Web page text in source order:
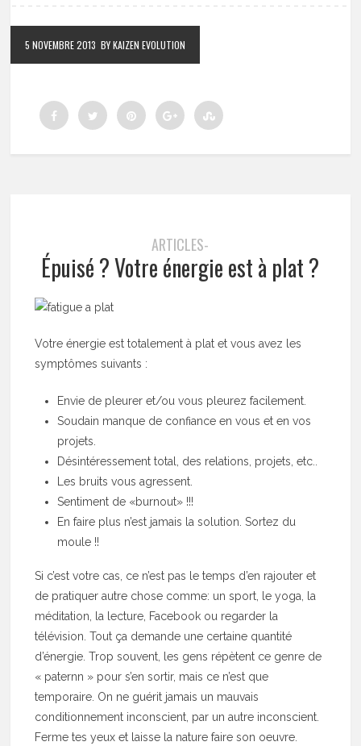
5 NOVEMBRE 2013 BY KAIZEN EVOLUTION
ARTICLES-
Épuisé ? Votre énergie est à plat ?
Votre énergie est totalement à plat et vous avez les
symptômes suivants :
Envie de pleurer et/ou vous pleurez facilement.
Soudain manque de confiance en vous et en vos
projets.
Désintéressement total, des relations, projets, etc..
Les bruits vous agressent.
Sentiment de «burnout» !!!
En faire plus n’est jamais la solution. Sortez du
moule !!
Si c’est votre cas, ce n’est pas le temps d’en rajouter et
de pratiquer autre chose comme: un sport, le yoga, la
méditation, la lecture, Facebook ou regarder la
télévision. Tout ça demande une certaine quantité
d’énergie. Trop souvent, les gens répètent ce genre de
« paternn » pour s’en sortir, mais ce n’est que
temporaire. On ne guérit jamais un mauvais
conditionnement inconscient, par un autre inconscient.
Ferme tes yeux et laisse la nature faire son oeuvre.